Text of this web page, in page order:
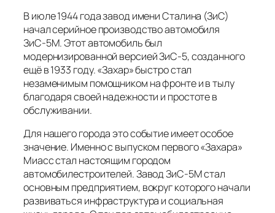
В июле 1944 года завод имени Сталина (ЗиС)
начал серийное производство автомобиля
ЗиС-5М. Этот автомобиль был
модернизированной версией ЗиС-5, созданного
ещё в 1933 году. «Захар» быстро стал
незаменимым помощником на фронте и в тылу
благодаря своей надежности и простоте в
обслуживании.
Для нашего города это событие имеет особое
значение. Именно с выпуском первого «Захара»
Миасс стал настоящим городом
автомобилестроителей. Завод ЗиС-5М стал
основным предприятием, вокруг которого начали
развиваться инфраструктура и социальная